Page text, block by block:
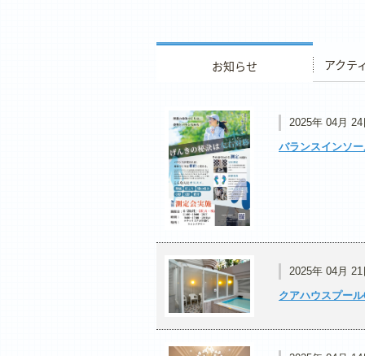
2025年 04月 24
バランスインソ
2025年 04月 21
クアハウスプー